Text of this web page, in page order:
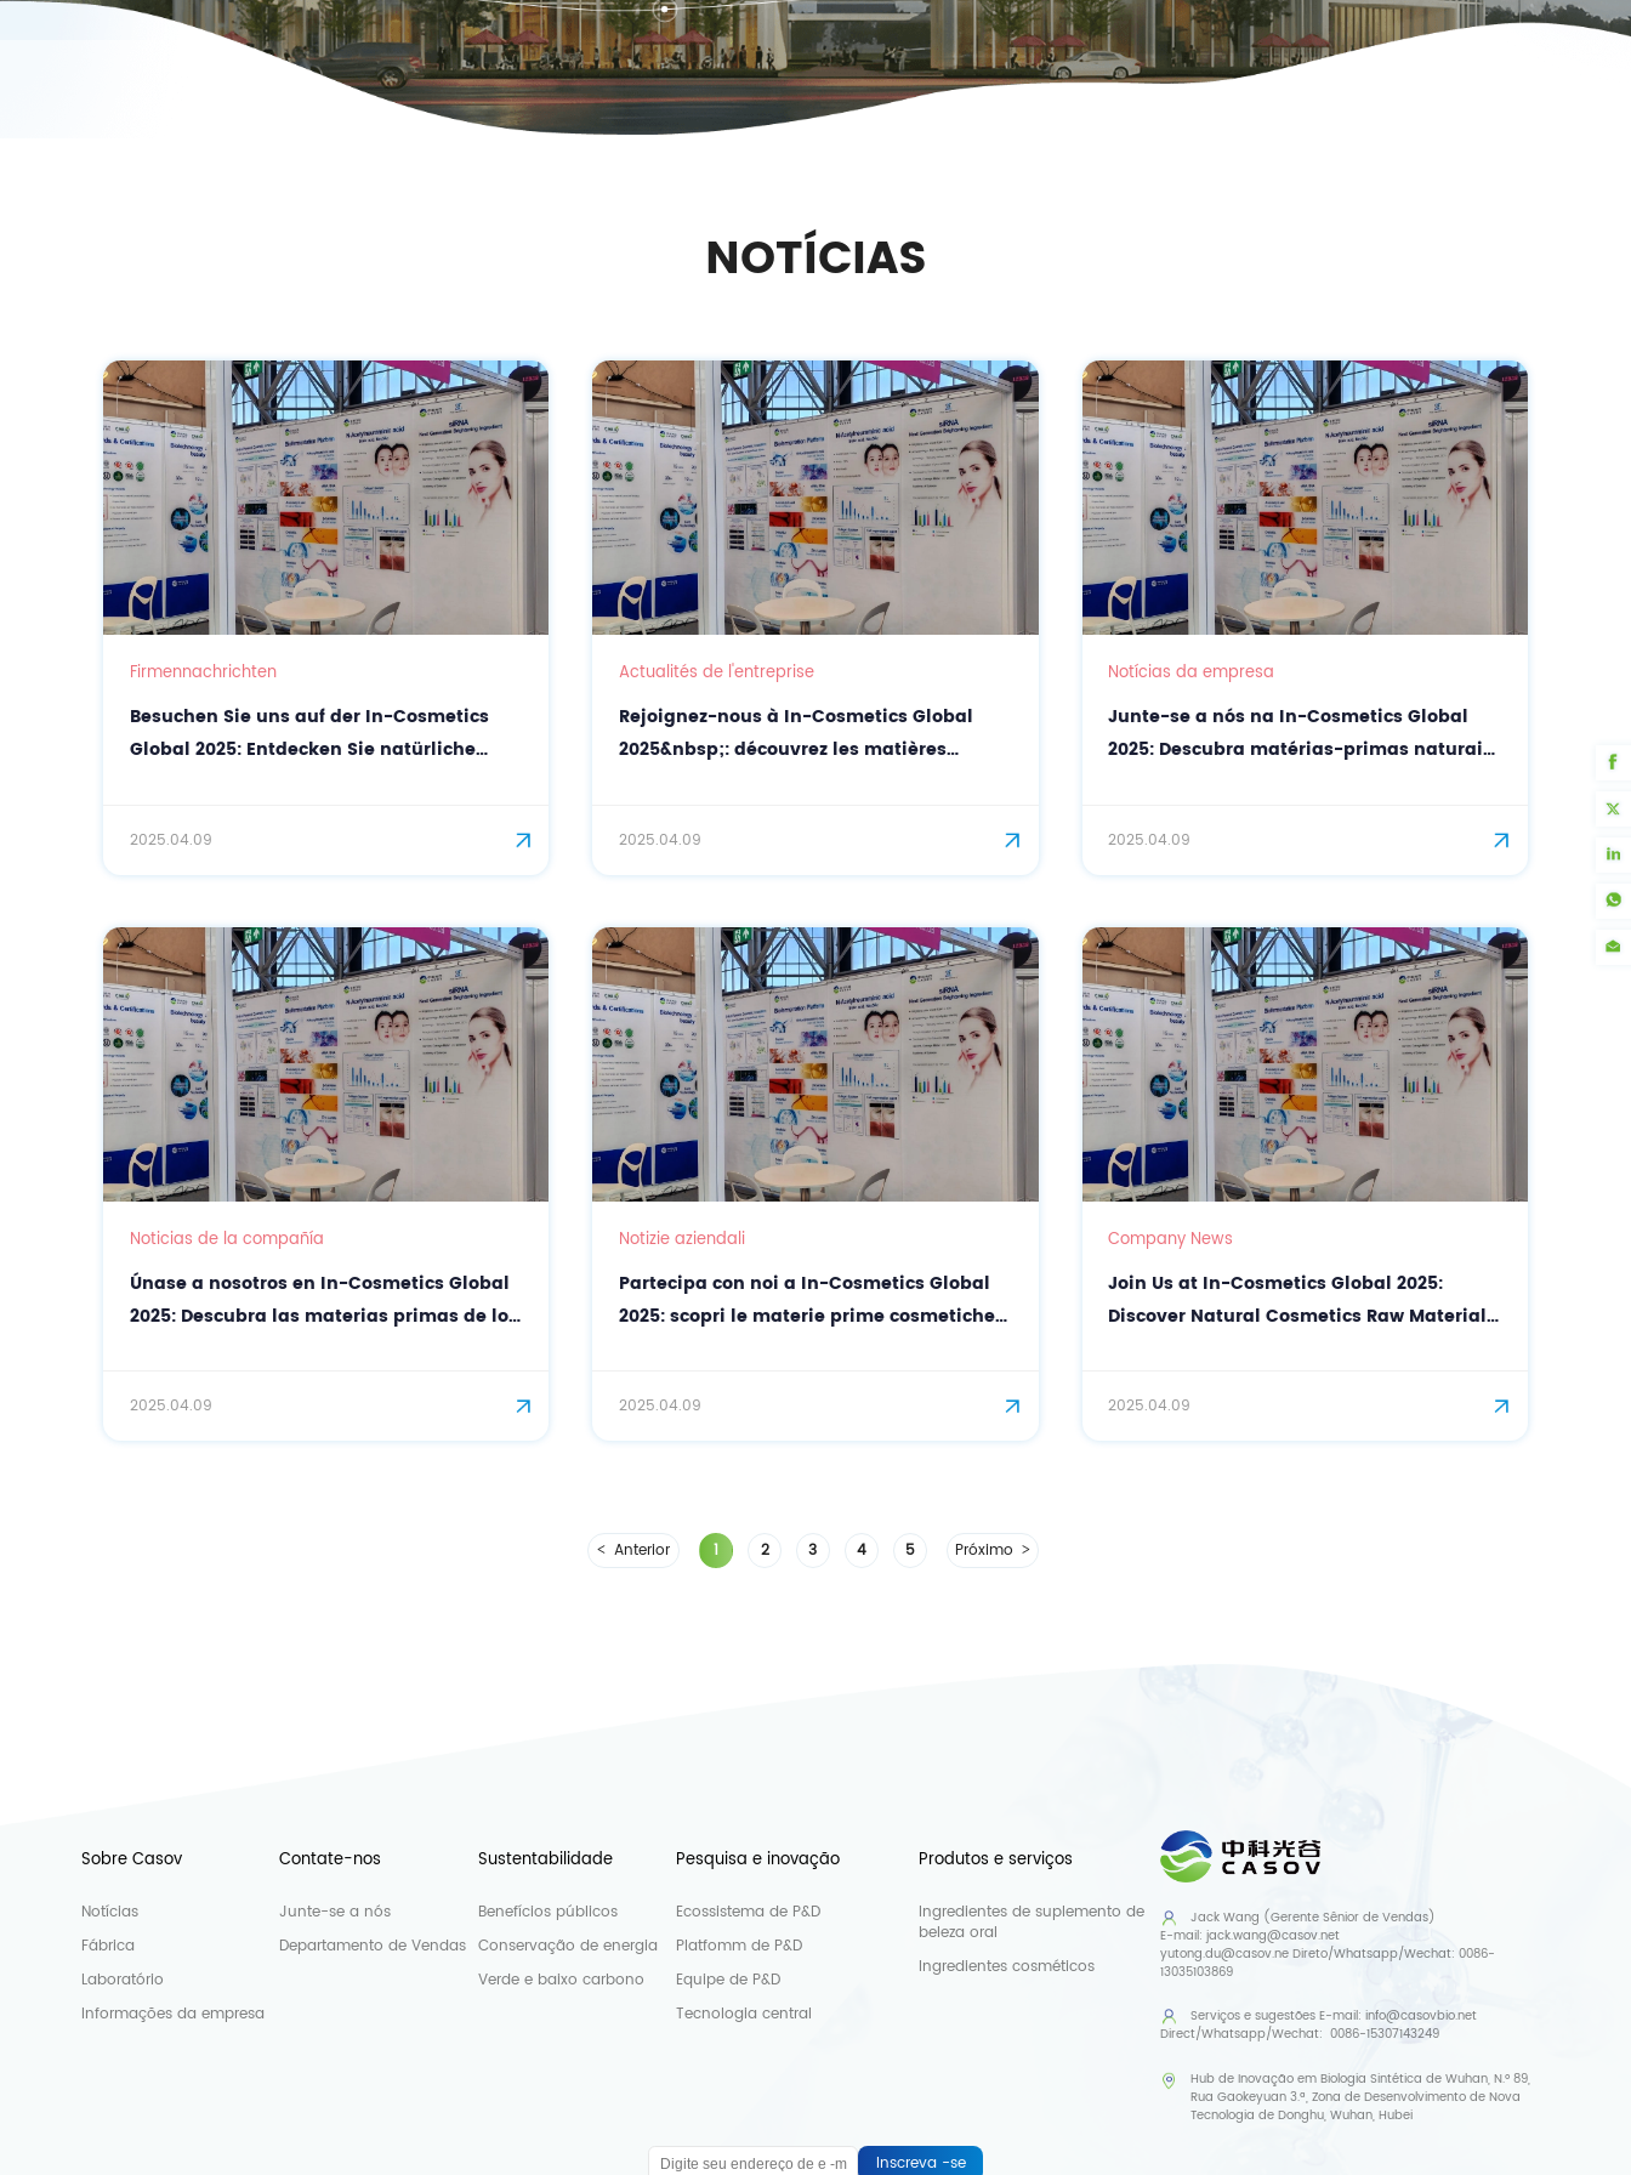
NOTÍCIAS
Firmennachrichten
Besuchen Sie uns auf der In-Cosmetics
Global 2025: Entdecken Sie natürliche
2025.04.09
Actualités de l'entreprise
Rejoignez-nous à In-Cosmetics Global
2025&nbsp;: découvrez les matières
2025.04.09
Notícias da empresa
Junte-se a nós na In-Cosmetics Global
2025: Descubra matérias-primas naturais
2025.04.09
Noticias de la compañía
Únase a nosotros en In-Cosmetics Global
2025: Descubra las materias primas de los
2025.04.09
Notizie aziendali
Partecipa con noi a In-Cosmetics Global
2025: scopri le materie prime cosmetiche
2025.04.09
Company News
Join Us at In-Cosmetics Global 2025:
Discover Natural Cosmetics Raw Materials
2025.04.09
Anterior 1 2 3 4 5 Próximo
Sobre Casov
Notícias
Fábrica
Laboratório
Informações da empresa
Contate-nos
Junte-se a nós
Departamento de Vendas
Sustentabilidade
Benefícios públicos
Conservação de energia
Verde e baixo carbono
Pesquisa e inovação
Ecossistema de P&D
Platfomm de P&D
Equipe de P&D
Tecnologia central
Produtos e serviços
Ingredientes de suplemento de
beleza oral
Ingredientes cosméticos
Jack Wang (Gerente Sênior de Vendas)
E-mail:jack.wang@casov.net
yutong.du@casov.ne Direto/Whatsapp/Wechat:0086-
13035103869
Serviços e sugestõesE-mail:info@casovbio.net
Direct/Whatsapp/Wechat:0086-15307143249
Hub de Inovação em Biologia Sintética de Wuhan, N.º 89,
Rua Gaokeyuan 3.ª, Zona de Desenvolvimento de Nova
Tecnologia de Donghu, Wuhan, Hubei
Inscreva -se